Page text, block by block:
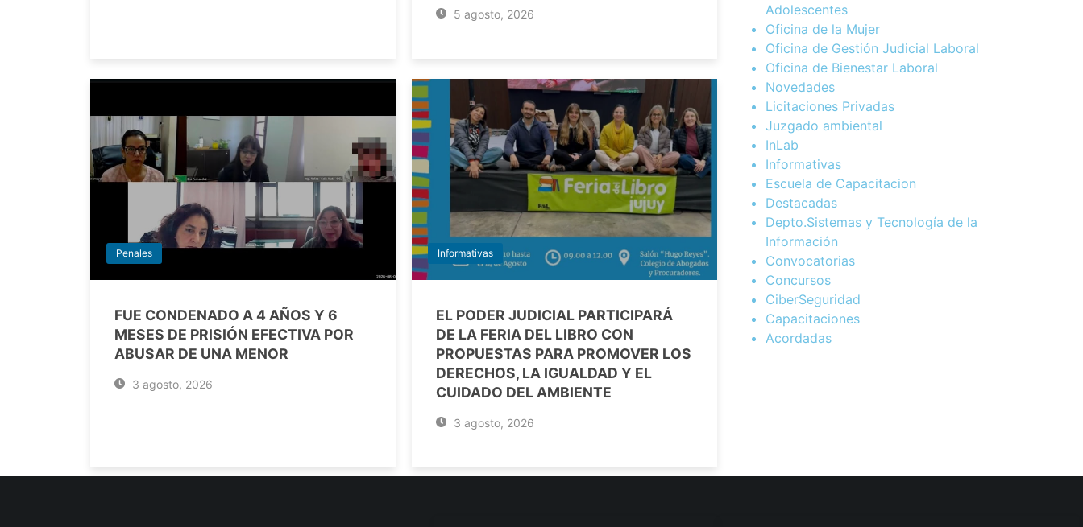
5 agosto, 2026
Penales
FUE CONDENADO A 4 AÑOS Y 6
MESES DE PRISIÓN EFECTIVA POR
ABUSAR DE UNA MENOR
3 agosto, 2026
Informativas
EL PODER JUDICIAL PARTICIPARÁ
DE LA FERIA DEL LIBRO CON
PROPUESTAS PARA PROMOVER LOS
DERECHOS, LA IGUALDAD Y EL
CUIDADO DEL AMBIENTE
3 agosto, 2026
Adolescentes
Oficina de la Mujer
Oficina de Gestión Judicial Laboral
Oficina de Bienestar Laboral
Novedades
Licitaciones Privadas
Juzgado ambiental
InLab
Informativas
Escuela de Capacitacion
Destacadas
Depto.Sistemas y Tecnología de la
Información
Convocatorias
Concursos
CiberSeguridad
Capacitaciones
Acordadas